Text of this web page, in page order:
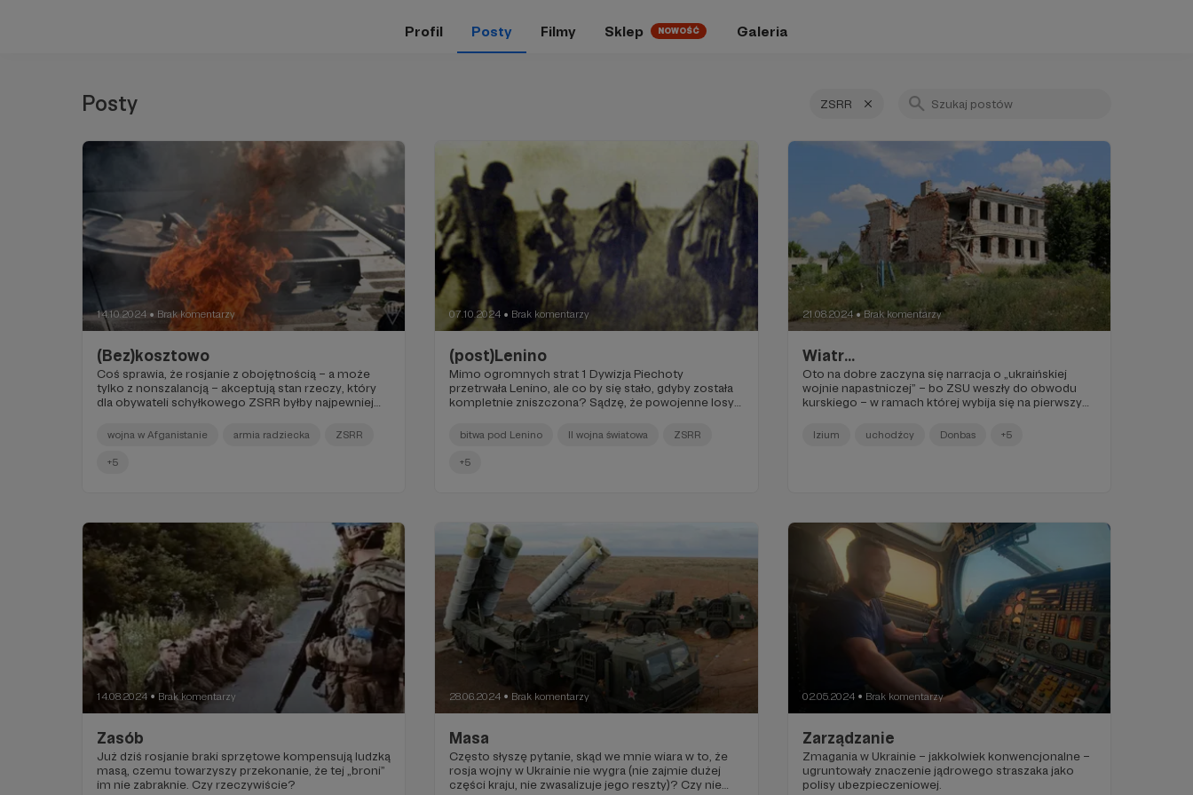
Profil Posty Filmy Sklep NOWOŚĆ Galeria
Posty ZSRR
14.10.2024 ● Brak komentarzy
(Bez)kosztowo
Coś sprawia, że rosjanie z obojętnością – a może
tylko z nonszalancją – akceptują stan rzeczy, który
dla obywateli schyłkowego ZSRR byłby najpewniej
wojna w Afganistanie armia radziecka ZSRR
+5
07.10.2024 ● Brak komentarzy
(post)Lenino
Mimo ogromnych strat 1 Dywizja Piechoty
przetrwała Lenino, ale co by się stało, gdyby została
kompletnie zniszczona? Sądzę, że powojenne losy
bitwa pod Lenino II wojna światowa ZSRR
+5
21.08.2024 ● Brak komentarzy
Wiatr...
Oto na dobre zaczyna się narracja o „ukraińskiej
wojnie napastniczej” – bo ZSU weszły do obwodu
kurskiego – w ramach której wybija się na pierwszy
rosyjscy cywile!”, bo niszczone są ich domy, bo
równana z ziemią jest infrastruktura obwodu.
Izium uchodźcy Donbas +5
14.08.2024 ● Brak komentarzy
Zasób
Już dziś rosjanie braki sprzętowe kompensują ludzką
masą, czemu towarzyszy przekonanie, że tej „broni”
im nie zabraknie. Czy rzeczywiście?
28.06.2024 ● Brak komentarzy
Masa
Często słyszę pytanie, skąd we mnie wiara w to, że
rosja wojny w Ukrainie nie wygra (nie zajmie dużej
części kraju, nie zwasalizuje jego reszty)? Czy nie
02.05.2024 ● Brak komentarzy
Zarządzanie
Zmagania w Ukrainie – jakkolwiek konwencjonalne –
ugruntowały znaczenie jądrowego straszaka jako
polisy ubezpieczeniowej.